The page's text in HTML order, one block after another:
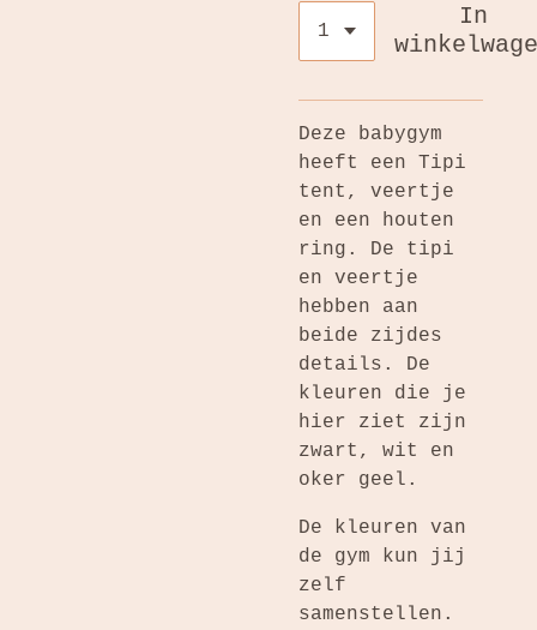
In
Deze babygym
heeft een Tipi
tent, veertje
en een houten
ring. De tipi
en veertje
hebben aan
beide zijdes
details. De
kleuren die je
hier ziet zijn
zwart, wit en
oker geel.
De kleuren van
de gym kun jij
zelf
samenstellen.